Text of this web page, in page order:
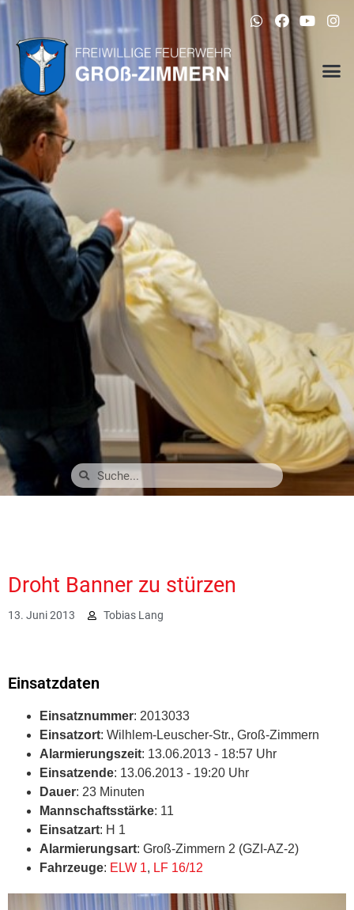
Droht Banner zu stürzen
13. Juni 2013 Tobias Lang
Einsatzdaten
Einsatznummer: 2013033
Einsatzort: Wilhlem-Leuscher-Str., Groß-Zimmern
Alarmierungszeit: 13.06.2013 - 18:57 Uhr
Einsatzende: 13.06.2013 - 19:20 Uhr
Dauer: 23 Minuten
Mannschaftsstärke: 11
Einsatzart: H 1
Alarmierungsart: Groß-Zimmern 2 (GZI-AZ-2)
Fahrzeuge: ELW 1, LF 16/12